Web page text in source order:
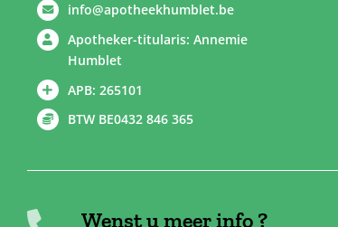
info@apotheekhumblet.be
Apotheker-titularis: Annemie
Humblet
APB: 265101
BTW BE0432 846 365
Wenst u meer info ?